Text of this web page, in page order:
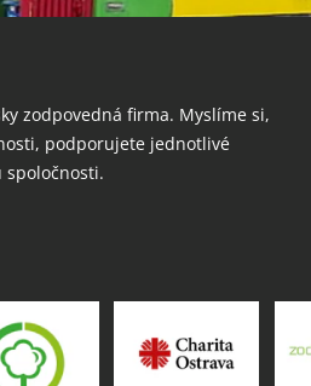
zodpovedná firma. Myslíme si,
podporujete jednotlivé
spoločnosti.